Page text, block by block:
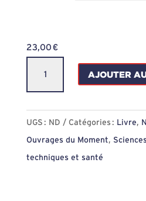
23,00 €
AJOUTER
UGS : ND Catégories : Livre,
Ouvrages du Moment,
techniques et santé